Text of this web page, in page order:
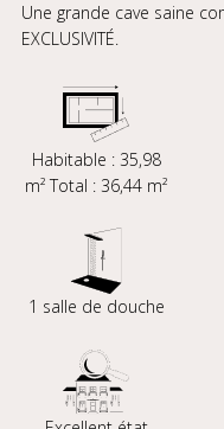
Une grande cave saine
EXCLUSIVITÉ.
Habitable : 35,98
m² Total : 36,44 m²
1 salle de douche